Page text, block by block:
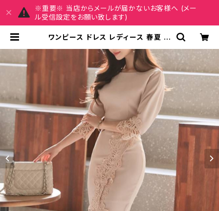
※重要※ 当店からメールが届かないお客様へ (メー
ル受信設定をお願い致します)
ワンピース ドレス レディース 春夏 秋
ス タイトワンピース レース袖 ひざ丈
スリット タイトドレス レース タイトド
レス 総レース ワンピドレス ミモレ丈
ワンピース OL レース エレガント フ
ォーマル 大きいサイズ きれいめ タイ
ト ドレスワンピース お呼ばれ 韓国 フ
ァッション オフィスカジュアル 韓国風
キャバドレス ナイトドレス ナイトワン
ピ 上品 ベージュ 大人 カジュアル 10
代 20代 30代 40代 C-OSS0109
| MY CHARM マイチャーム ワンピ
ース スカート レディースファッション
通販